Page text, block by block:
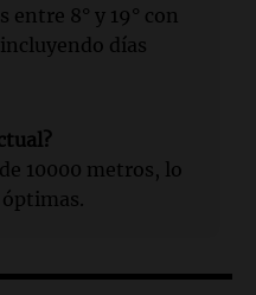
entre 8° y 19° con
días
10000 metros, lo